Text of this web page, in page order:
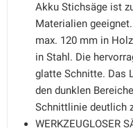
Akku Stichsäge ist
Materialien
max. 120 mm in
in Stahl. Die
glatte Schnitte. Das
den dunklen
Schnittlinie deutlich
WERKZEUGLOSER